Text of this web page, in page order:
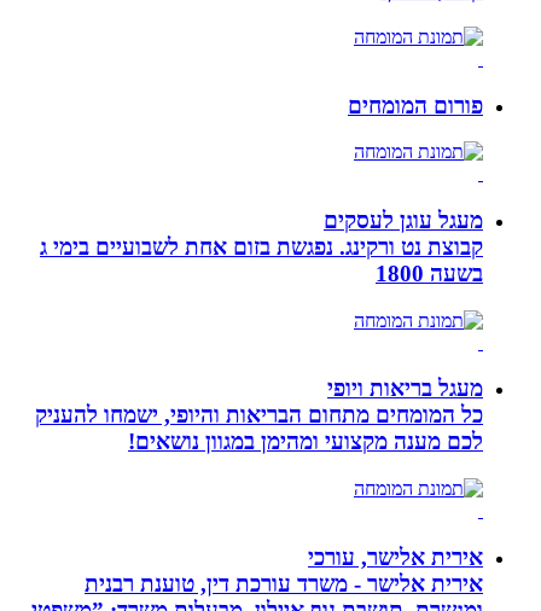
פורום המומחים
מעגל עוגן לעסקים
קבוצת נט ורקינג. נפגשת בזום אחת לשבועיים בימי ג
בשעה 1800
מעגל בריאות ויופי
כל המומחים מתחום הבריאות והיופי, ישמחו להעניק
לכם מענה מקצועי ומהימן במגוון נושאים!
אירית אלישר, עורכי
אירית אלישר - משרד עורכת דין, טוענת רבנית